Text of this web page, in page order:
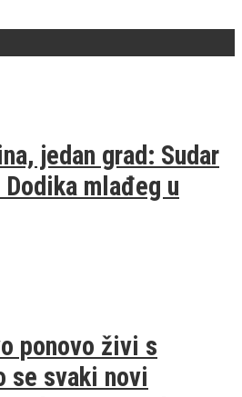
jedan grad: Sudar
mlađeg u
ponovo živi s
se svaki novi